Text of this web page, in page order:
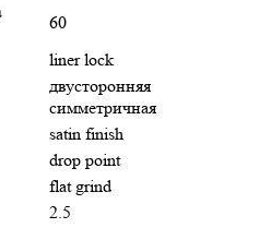
60
liner lock
двусторонняя
симметричная
satin finish
drop point
flat grind
2.5